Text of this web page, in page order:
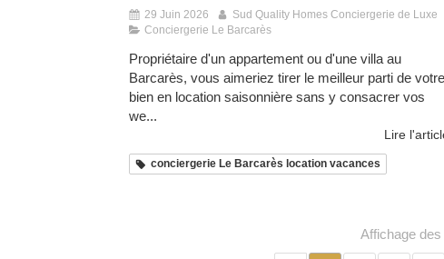
29 Juin 2026
Sud Quality Homes Conciergerie de Luxe
Conciergerie Le Barcarès
Propriétaire d'un appartement ou d'une villa au
Barcarès, vous aimeriez tirer le meilleur parti de votre
bien en location saisonnière sans y consacrer vos
we...
Lire
conciergerie Le Barcarès location vacances
Affichage